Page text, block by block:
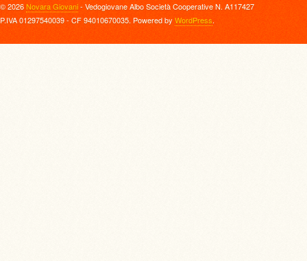
© 2026Novara Giovani- Vedogiovane Albo Società Cooperative N. A117427
P.IVA 01297540039 - CF 94010670035. Powered by WordPress.